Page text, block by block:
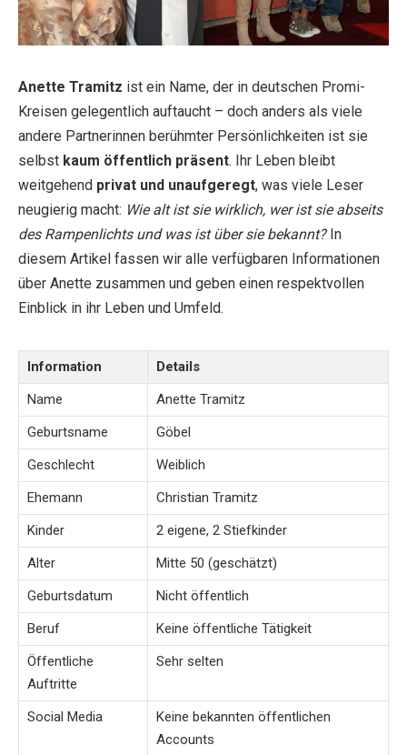
Anette Tramitz ist ein Name, der in deutschen Promi-
Kreisen gelegentlich auftaucht – doch anders als viele
andere Partnerinnen berühmter Persönlichkeiten ist sie
selbst kaum öffentlich präsent. Ihr Leben bleibt
weitgehend privat und unaufgeregt, was viele Leser
neugierig macht: Wie alt ist sie wirklich, wer ist sie abseits
des Rampenlichts und was ist über sie bekannt?In
diesem Artikel fassen wir alle verfügbaren Informationen
über Anette zusammen und geben einen respektvollen
Einblick in ihr Leben und Umfeld.
Information
Details
Name
Anette Tramitz
Geburtsname
Göbel
Geschlecht
Weiblich
Ehemann
Christian Tramitz
Kinder
2 eigene, 2 Stiefkinder
Alter
Mitte 50 (geschätzt)
Geburtsdatum
Nicht öffentlich
Beruf
Keine öffentliche Tätigkeit
Öffentliche
Auftritte
Sehr selten
Social Media
Keine bekannten öffentlichen
Accounts